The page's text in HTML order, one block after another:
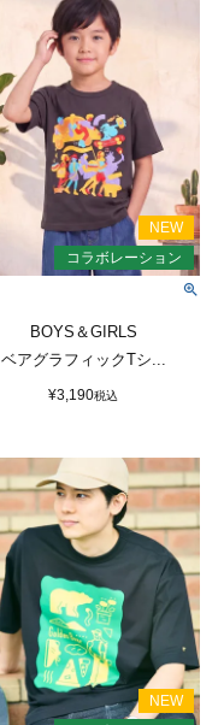
BOYS＆GIRLS
ベアグラフィックTシ...
¥3,190税込